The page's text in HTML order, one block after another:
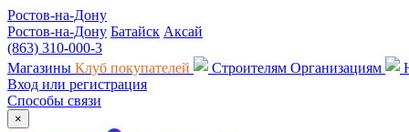
Ростов-на-Дону
Ростов-на-Дону Батайск Аксай
(863) 310-000-3
Магазины Клуб покупателей Строителям Организациям
Вход или регистрация
Способы связи
×